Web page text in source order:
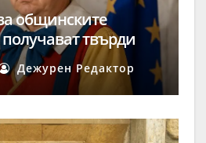
общинските
твърди
Дежурен Редактор